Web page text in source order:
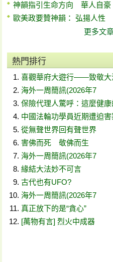
神韻指引生命方向 華人自豪
歐美政要贊神韻： 弘揚人性
更多文
熱門排行
喜觀華府大遊行——致敬大
海外一周簡訊(2026年7
保險代理人驚呼：這麼健康
中國法輪功學員近期遭迫害
從無聲世界回有聲世界
害佛而死 敬佛而生
海外一周簡訊(2026年7
緣結大法妙不可言
古代也有UFO?
海外一周簡訊(2026年7
真正放下的是“貪心”
[萬物有言] 烈火中成器